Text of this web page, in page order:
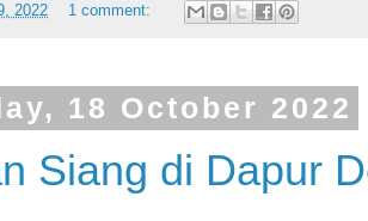
2022 1 comment:
18 October 2022
Siang di Dapur